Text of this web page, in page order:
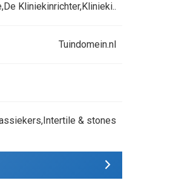
Kliniekinrichter,Klinieki..
Tuindomein.nl
& stones